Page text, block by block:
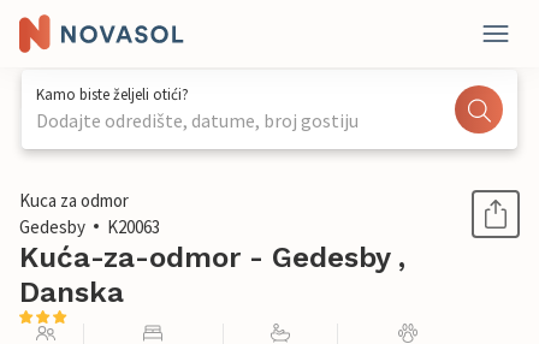
Kamo biste željeli otići?
Dodajte odredište, datume, broj gostiju
1 / 14
Kuca za odmor
Gedesby
K20063
Kuća-za-odmor - Gedesby ,
Danska